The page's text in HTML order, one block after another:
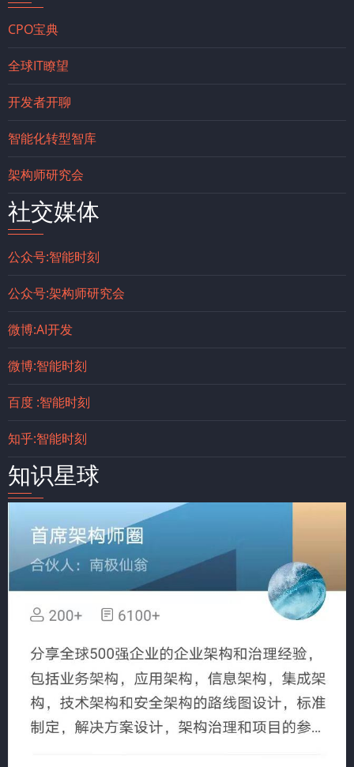
CPO宝典
全球IT瞭望
开发者开聊
智能化转型智库
架构师研究会
社交媒体
公众号:智能时刻
公众号:架构师研究会
微博:AI开发
微博:智能时刻
百度 :智能时刻
知乎:智能时刻
知识星球